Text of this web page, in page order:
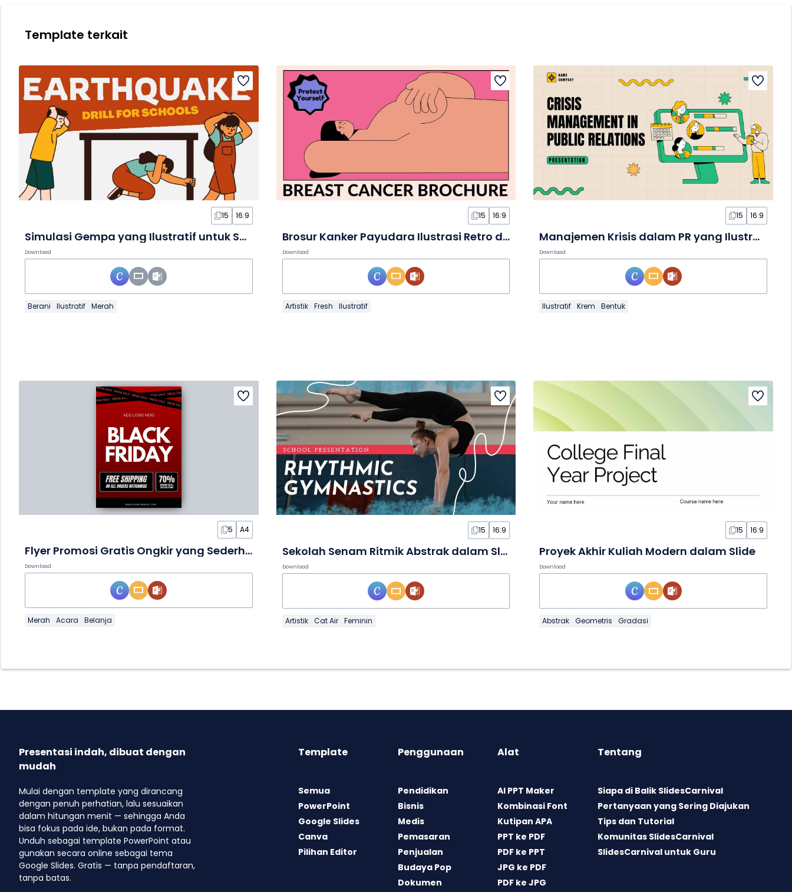
Template terkait
15 16:9
Simulasi Gempa yang Ilustratif untuk Sekolah dalam Slide
Download
Berani Ilustratif Merah
15 16:9
Brosur Kanker Payudara Ilustrasi Retro dalam Slide
Download
Artistik Fresh Ilustratif
15 16:9
Manajemen Krisis dalam PR yang Ilustratif dalam Slide
Download
Ilustratif Krem Bentuk
5 A4
Flyer Promosi Gratis Ongkir yang Sederhana dan Berani dalam Slide
Download
Merah Acara Belanja
15 16:9
Sekolah Senam Ritmik Abstrak dalam Slide
Download
Artistik Cat Air Feminin
15 16:9
Proyek Akhir Kuliah Modern dalam Slide
Download
Abstrak Geometris Gradasi
Presentasi indah, dibuat dengan
mudah
Mulai dengan template yang dirancang
dengan penuh perhatian, lalu sesuaikan
dalam hitungan menit — sehingga Anda
bisa fokus pada ide, bukan pada format.
Unduh sebagai template PowerPoint atau
gunakan secara online sebagai tema
Google Slides. Gratis — tanpa pendaftaran,
tanpa batas.
Template
Semua
PowerPoint
Google Slides
Canva
Pilihan Editor
Penggunaan
Pendidikan
Bisnis
Medis
Pemasaran
Penjualan
Budaya Pop
Dokumen
Alat
AI PPT Maker
Kombinasi Font
Kutipan APA
PPT ke PDF
PDF ke PPT
JPG ke PDF
PDF ke JPG
Tentang
Siapa di Balik SlidesCarnival
Pertanyaan yang Sering Diajukan
Tips dan Tutorial
Komunitas SlidesCarnival
SlidesCarnival untuk Guru